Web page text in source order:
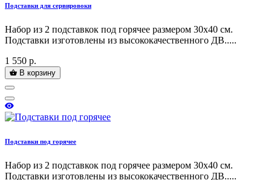
Подставки для сервировоки
Набор из 2 подставкок под горячее размером 30х40 см.
Подставки изготовлены из высококачественного ДВ.....
1 550 р.
В корзину
Подставки под горячее
Набор из 2 подставкок под горячее размером 30х40 см.
Подставки изготовлены из высококачественного ДВ.....